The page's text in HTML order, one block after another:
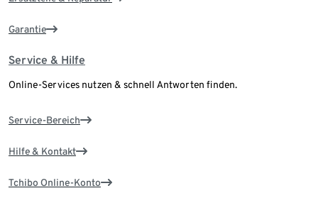
Garantie
Service & Hilfe
Online-Services nutzen & schnell Antworten finden.
Service-Bereich
Hilfe & Kontakt
Tchibo Online-Konto